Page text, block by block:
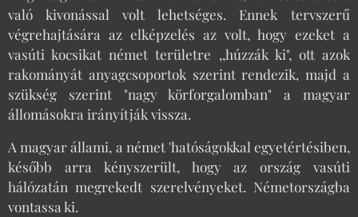
való kivonással volt lehetséges. Ennek tervszerű
végrehajtására az elképzelés az volt, hogy ezeket a
vasúti kocsikat német területre ,,húzzák ki", ott azok
rakományát anyagcsoportok szerint rendezik, majd a
szükség szerint "nagy körforgalomban" a magyar
állomásokra irányítják vissza.
A magyar állami, a német 'hatóságokkal egyetértésiben,
később arra kényszerült, hogy az ország vasúti
hálózatán megrekedt szerelvényeket. Németországba
vontassa ki.